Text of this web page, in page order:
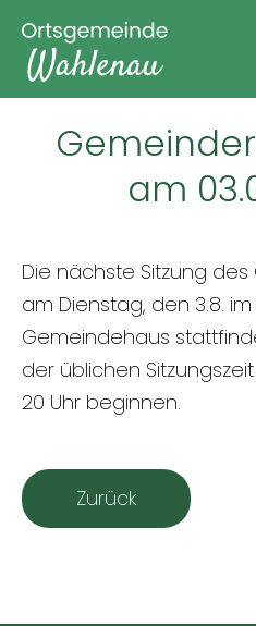
am
Die nächste Sitzung
am Dienstag, den 3.8.
Gemeindehaus
der üblichen
20 Uhr beginnen.
Zurück